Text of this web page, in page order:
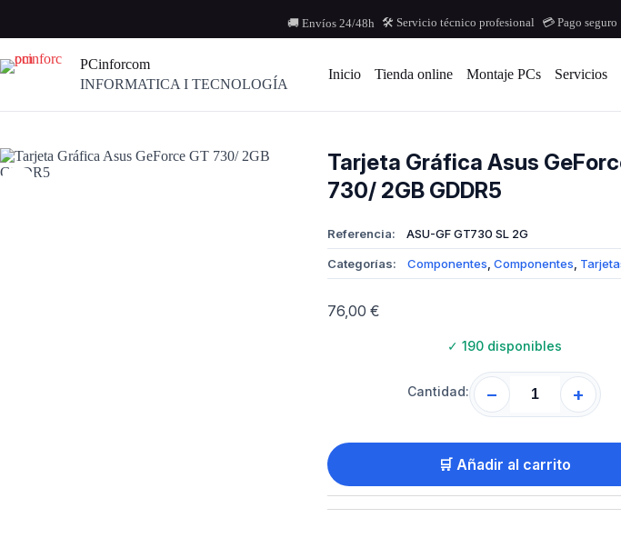
contenido
🚚 Envíos 24/48h 🛠️ Servicio técnico profesional 💳 Pago seguro
PCinforcom
INFORMATICA I TECNOLOGÍA
Inicio Tienda online Montaje PCs Servicios
Tarjeta Gráfica Asus
730/ 2GB GDDR5
Referencia: ASU-GF GT730 SL 2G
Categorías: Componentes Componentes
76,00 €
✓ 190 disponibles
Cantidad: − +
🛒 Añadir al carrito